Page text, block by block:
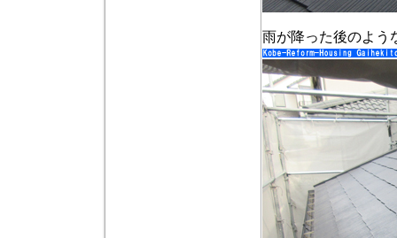
雨が降った後のよう